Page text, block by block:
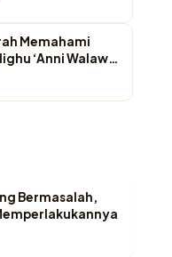
Memahami
‘Anni Walaw
Bermasalah,